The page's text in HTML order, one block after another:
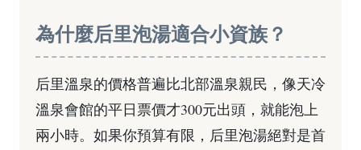
為什麼后里泡湯適合小資族？
后里溫泉的價格普遍比北部溫泉親民，像天冷
溫泉會館的平日票價才300元出頭，就能泡上
兩小時。如果你預算有限，后里泡湯絕對是首